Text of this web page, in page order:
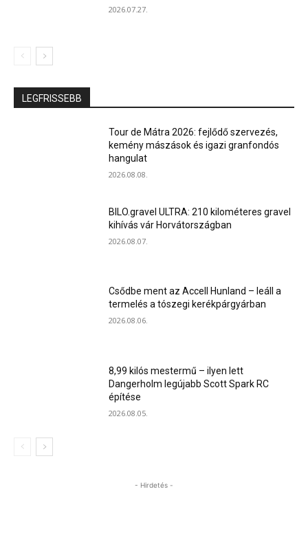
2026.07.27.
LEGFRISSEBB
Tour de Mátra 2026: fejlődő szervezés,
kemény mászások és igazi granfondós
hangulat
2026.08.08.
BILO.gravel ULTRA: 210 kilométeres gravel
kihívás vár Horvátországban
2026.08.07.
Csődbe ment az Accell Hunland – leáll a
termelés a tószegi kerékpárgyárban
2026.08.06.
8,99 kilós mestermű – ilyen lett
Dangerholm legújabb Scott Spark RC
építése
2026.08.05.
- Hirdetés -